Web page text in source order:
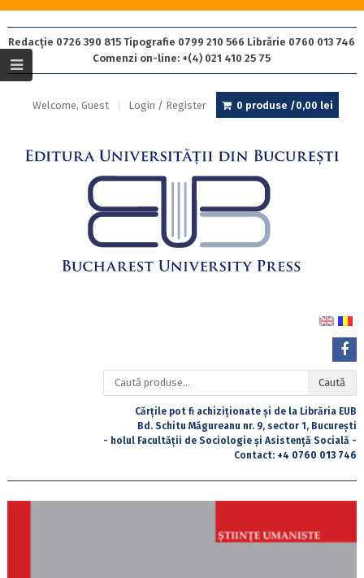
Redacție 0726 390 815 Tipografie 0799 210 566 Librărie 0760 013 746
Comenzi on-line: +(4) 021 410 25 75
Welcome, Guest Login / Register 0 produse /0,00 lei
Caută
după:
Caută
Cărțile pot fi achiziționate și de la Librăria EUB
Bd. Schitu Măgureanu nr. 9, sector 1, București
- holul Facultății de Sociologie și Asistență Socială -
Contact: +4 0760 013 746